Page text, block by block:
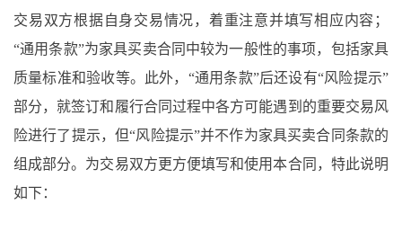
交易双方根据自身交易情况，着重注意并填写相应内容；
“通用条款”为家具买卖合同中较为一般性的事项，包括家具
质量标准和验收等。此外，“通用条款”后还设有“风险提示”
部分，就签订和履行合同过程中各方可能遇到的重要交易风
险进行了提示，但“风险提示”并不作为家具买卖合同条款的
组成部分。为交易双方更方便填写和使用本合同，特此说明
如下：